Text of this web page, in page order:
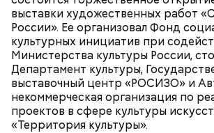
выставки художественных работ
России». Ее организовал Фонд
культурных инициатив при
Министерства культуры России,
Департамент культуры,
выставочный центр «РОСИЗО» и
некоммерческая организация по
проектов в сфере культуры
«Территория культуры».
Спагетти из кабачков
Терапевт
продукты и
выводят
Чистит сосуды
рака: чем